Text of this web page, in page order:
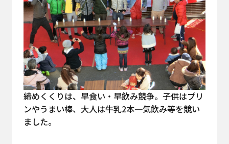
締めくくりは、早食い・早飲み競争。子供はプリ
ンやうまい棒、大人は牛乳2本一気飲み等を競い
ました。